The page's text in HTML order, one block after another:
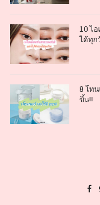
10 ไ
ได้ทุก
8 โท
ขึ้น!!